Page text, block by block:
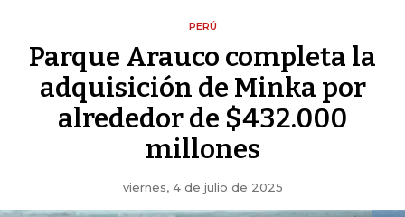
PERÚ
Parque Arauco completa la
adquisición de Minka por
alrededor de $432.000
millones
viernes, 4 de julio de 2025